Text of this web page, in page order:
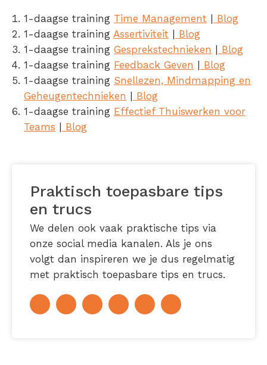
1-daagse training Time Management | Blog
1-daagse training Assertiviteit | Blog
1-daagse training Gesprekstechnieken | Blog
1-daagse training Feedback Geven | Blog
1-daagse training Snellezen, Mindmapping en
Geheugentechnieken | Blog
1-daagse training Effectief Thuiswerken voor
Teams | Blog
Praktisch toepasbare tips
en trucs
We delen ook vaak praktische tips via
onze social media kanalen. Als je ons
volgt dan inspireren we je dus regelmatig
met praktisch toepasbare tips en trucs.